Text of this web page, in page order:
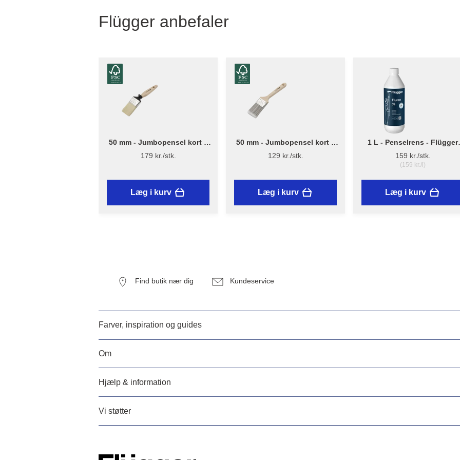
Flügger anbefaler
50 mm - Jumbopensel kort –
Flügger Excellence Series
179 kr./stk.
Læg i kurv
50 mm - Jumbopensel kort –
Flügger Pro Series
129 kr./stk.
Læg i kurv
1 L - Penselrens - Flügger
Fluren 59
159 kr./stk.
(159 kr./l)
Læg i kurv
Find butik nær dig Kundeservice
Farver, inspiration og guides
Om
Hjælp & information
Vi støtter